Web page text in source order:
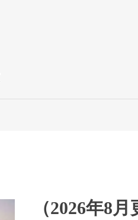
（2026年8